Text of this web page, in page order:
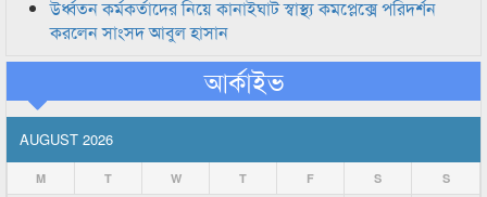
উর্ধ্বতন কর্মকর্তাদের নিয়ে কানাইঘাট স্বাস্থ্য কমপ্লেক্সে পরিদর্শন
করলেন সাংসদ আবুল হাসান
আর্কাইভ
AUGUST 2026
M T W T F S S